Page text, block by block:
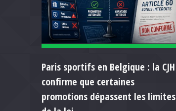
Paris sportifs en Belgique : la CJH
confirme que certaines
promotions dépassent les limites